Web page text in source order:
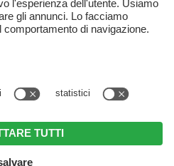
aggiornamento dei contenuti, si
la correttezza e la completezza di
all’organizzatore.
.© Webdesign by